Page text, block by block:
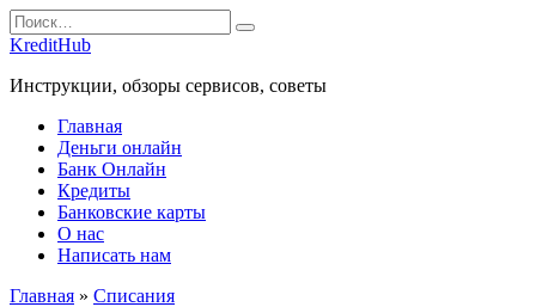
Перейти
к
Search
for:
KreditHub
Инструкции, обзоры сервисов, советы
Главная
Деньги онлайн
Банк Онлайн
Кредиты
Банковские карты
О нас
Написать нам
Главная » Списания